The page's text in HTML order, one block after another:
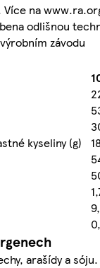
na
odlišnou
závodu
kyseliny (g)
arašídy a sóju.